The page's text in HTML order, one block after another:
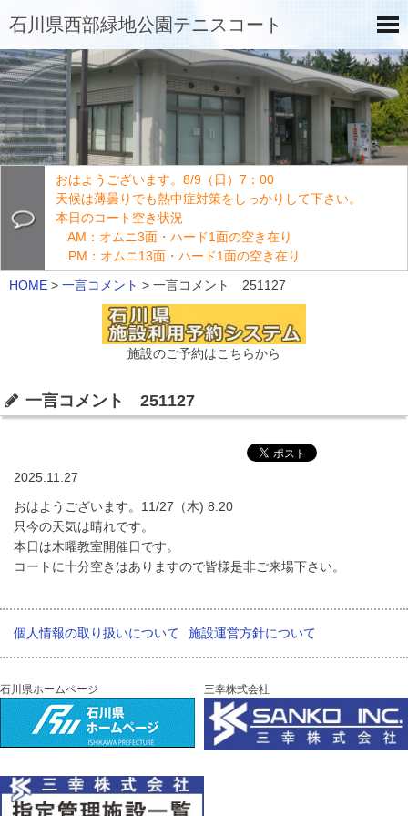
石川県西部緑地公園テニスコート
おはようございます。8/9（日）7：00
天候は薄曇りでも熱中症対策をしっかりして下さい。
本日のコート空き状況
AM：オムニ3面・ハード1面の空き在り
PM：オムニ13面・ハード1面の空き在り
HOME > 一言コメント > 一言コメント 251127
施設のご予約はこちらから
一言コメント 251127
2025.11.27
おはようございます。11/27（木) 8:20
只今の天気は晴れです。
本日は木曜教室開催日です。
コートに十分空きはありますので皆様是非ご来場下さい。
個人情報の取り扱いについて 施設運営方針について
石川県ホームページ 三幸株式会社